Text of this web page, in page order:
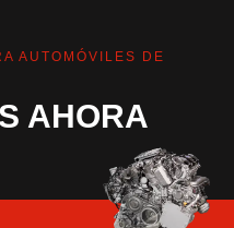
AUTOMÓVILES DE
AHORA